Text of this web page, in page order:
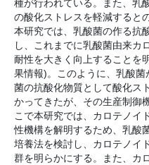
種が行われている。また、乳
の酸化ストレスを軽減すると
本研究では、乳酸菌の作る抗
し、これまでに乳酸菌由来カ
耐性を大きく向上することを
果情報)。このように、乳酸
菌の抗酸化物質として酸化ス
かってきたが、その生産制御
こで本研究では、カロテノイ
性機構を解明するため、乳酸
培養法を検討し、カロテノイ
群を明らかにする。また、カ